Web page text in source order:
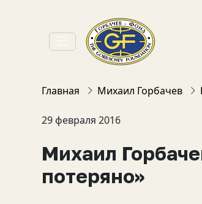
Главная Михаил Горбачев
29 февраля 2016
Михаил
потеряно»